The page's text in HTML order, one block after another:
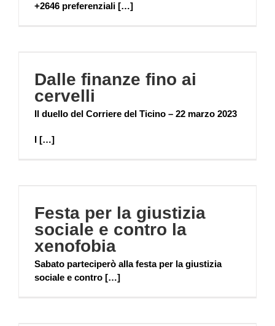
+2646 preferenziali […]
Dalle finanze fino ai
cervelli
Il duello del Corriere del Ticino – 22 marzo 2023
I […]
Festa per la giustizia
sociale e contro la
xenofobia
Sabato parteciperò alla festa per la giustizia
sociale e contro […]